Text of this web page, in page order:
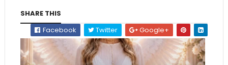
SHARE THIS
Facebook
Twitter Google+